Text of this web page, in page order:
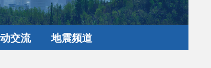
交流 地震频道